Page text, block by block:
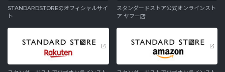
STANDARDSTOREのオフィシャルサイ
ト
スタンダードストア公式オンラインスト
ア ヤフー店